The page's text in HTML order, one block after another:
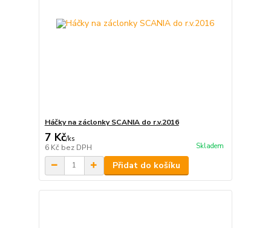
Háčky na záclonky SCANIA do r.v.2016
7 Kč/ks
6 Kč bez DPH Skladem
Přidat do košíku